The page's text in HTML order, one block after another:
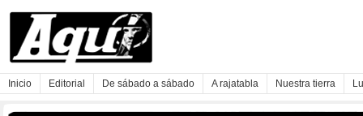
Inicio Editorial De sábado a sábado A rajatabla Nuestra tierra